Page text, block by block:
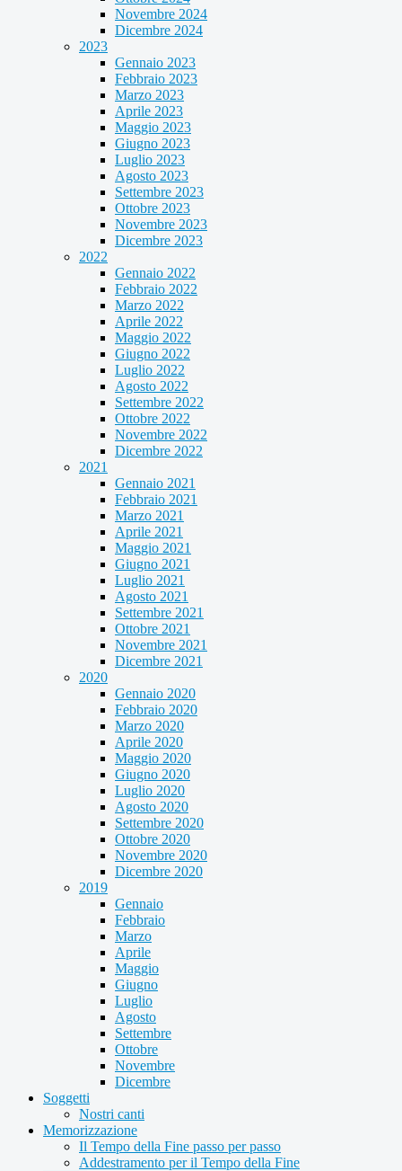
Novembre 2024
Dicembre 2024
2023
Gennaio 2023
Febbraio 2023
Marzo 2023
Aprile 2023
Maggio 2023
Giugno 2023
Luglio 2023
Agosto 2023
Settembre 2023
Ottobre 2023
Novembre 2023
Dicembre 2023
2022
Gennaio 2022
Febbraio 2022
Marzo 2022
Aprile 2022
Maggio 2022
Giugno 2022
Luglio 2022
Agosto 2022
Settembre 2022
Ottobre 2022
Novembre 2022
Dicembre 2022
2021
Gennaio 2021
Febbraio 2021
Marzo 2021
Aprile 2021
Maggio 2021
Giugno 2021
Luglio 2021
Agosto 2021
Settembre 2021
Ottobre 2021
Novembre 2021
Dicembre 2021
2020
Gennaio 2020
Febbraio 2020
Marzo 2020
Aprile 2020
Maggio 2020
Giugno 2020
Luglio 2020
Agosto 2020
Settembre 2020
Ottobre 2020
Novembre 2020
Dicembre 2020
2019
Gennaio
Febbraio
Marzo
Aprile
Maggio
Giugno
Luglio
Agosto
Settembre
Ottobre
Novembre
Dicembre
Soggetti
Nostri canti
Memorizzazione
Il Tempo della Fine passo per passo
Addestramento per il Tempo della Fine